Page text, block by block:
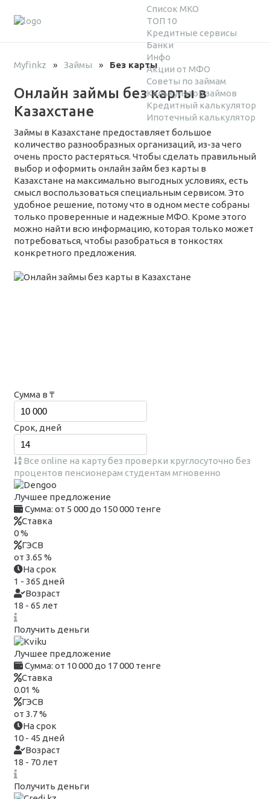
Список МКО
ТОП 10
Кредитные сервисы
Банки
Инфо
Акции от МФО
Советы по займам
Калькулятор займов
Кредитный калькулятор
Ипотечный калькулятор
Myfinkz » Займы » Без карты
Онлайн займы без карты в
Казахстане
Займы в Казахстане предоставляет большое
количество разнообразных организаций, из-за чего
очень просто растеряться. Чтобы сделать правильный
выбор и оформить онлайн займ без карты в
Казахстане на максимально выгодных условиях, есть
смысл воспользоваться специальным сервисом. Это
удобное решение, потому что в одном месте собраны
только проверенные и надежные МФО. Кроме этого
можно найти всю информацию, которая только может
потребоваться, чтобы разобраться в тонкостях
конкретного предложения.
Сумма в ₸
Срок, дней
Все online на карту без проверки круглосуточно без
процентов пенсионерам студентам мгновенно
Лучшее предложение
Сумма: от 5 000 до 150 000 тенге
Ставка
0 %
ГЭСВ
от 3.65 %
На срок
1 - 365 дней
Возраст
18 - 65 лет
Получить деньги
Лучшее предложение
Сумма: от 10 000 до 17 000 тенге
Ставка
0.01 %
ГЭСВ
от 3.7 %
На срок
10 - 45 дней
Возраст
18 - 70 лет
Получить деньги